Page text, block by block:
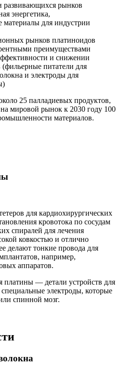
развивающихся рынков
энергетика,
материалы для индустрии
рынков платиноидов
преимуществами
и снижении
(фильерные питатели для
и электроды для
25 палладиевых продуктов,
мировой рынок к 2030 году 100
материалов.
для кардиохирургических
кровотока по сосудам
спиралей для лечения
ковкостью и отлично
делают тонкие провода для
например,
аппаратов.
платины — детали устройств для
электроды, которые
спинной мозг.